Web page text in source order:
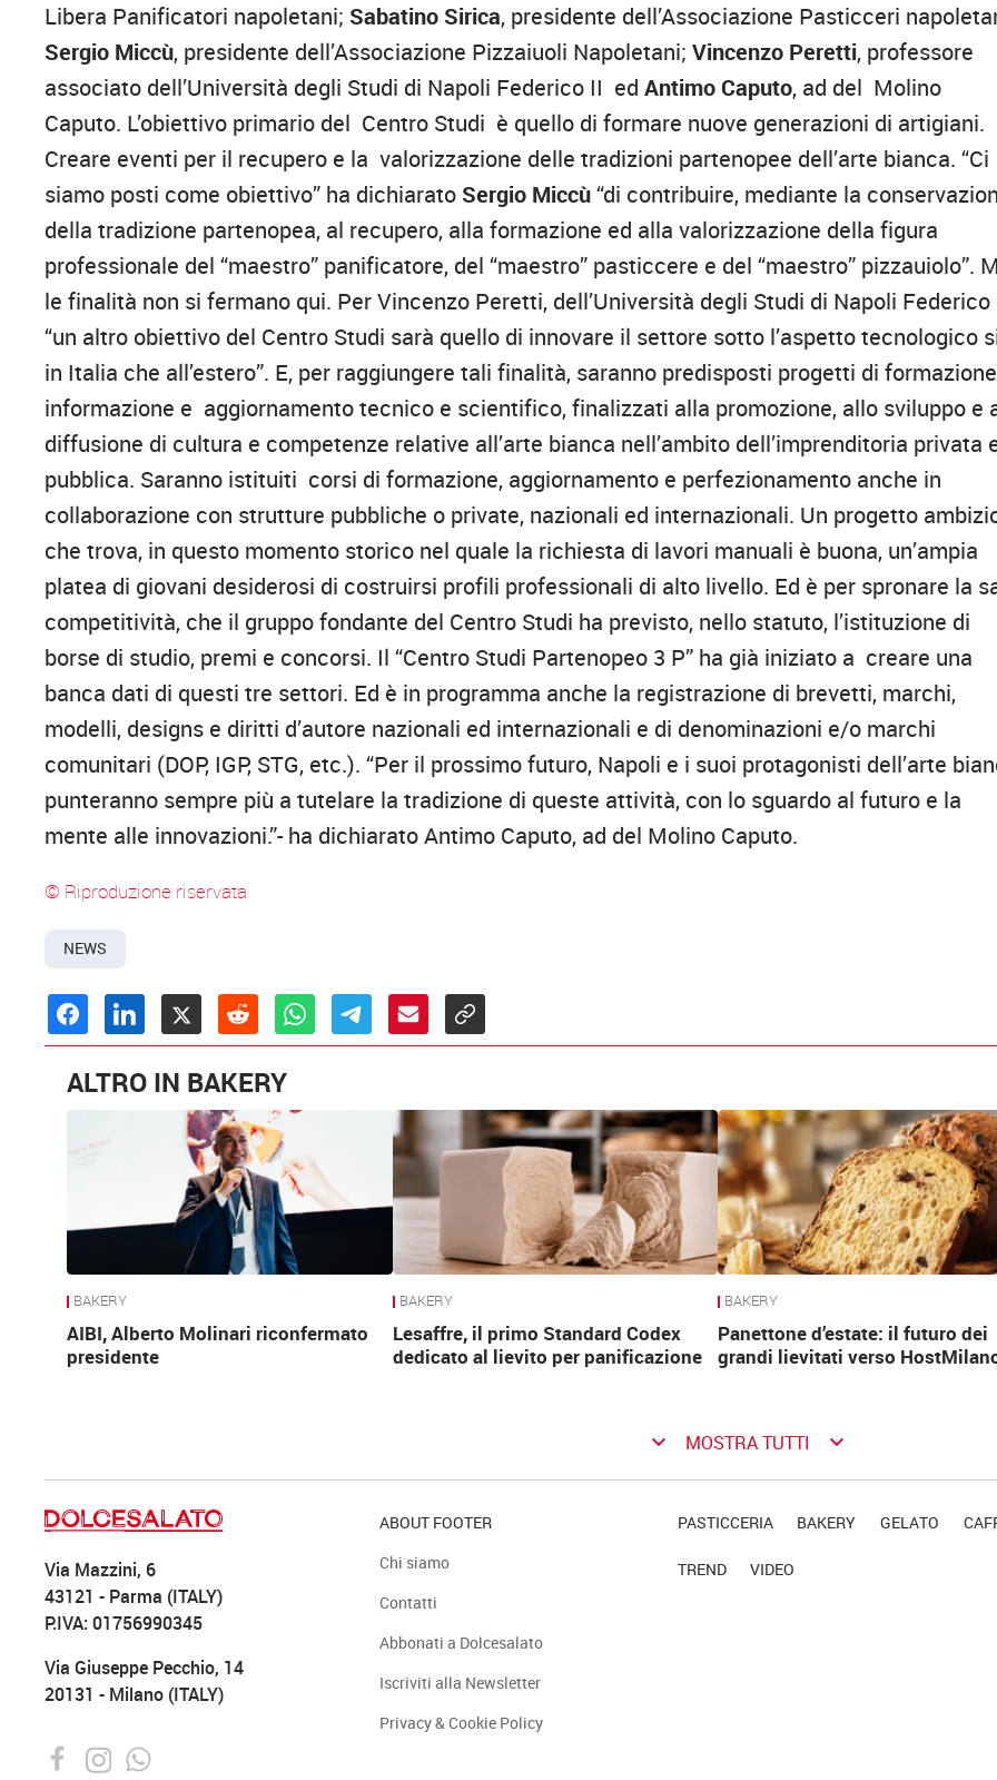
Libera Panificatori napoletani; Sabatino Sirica, presidente dell’Associazione Pasticceri
Sergio Miccù, presidente dell’Associazione Pizzaiuoli Napoletani;Vincenzo Peretti, professore
associato dell’Università degli Studi di Napoli Federico II edAntimo Caputo, ad del Molino
Caputo. L’obiettivo primario del Centro Studi è quello di formare nuove generazioni di artigiani.
Creare eventi per il recupero e la valorizzazione delle tradizioni partenopee dell’arte bianca. “Ci
siamo posti come obiettivo” ha dichiarato Sergio Miccù“di contribuire, mediante la
della tradizione partenopea, al recupero, alla formazione ed alla valorizzazione della figura
professionale del “maestro” panificatore, del “maestro” pasticcere e del “maestro” pizzauiolo”.
le finalità non si fermano qui. Per Vincenzo Peretti, dell’Università degli Studi di Napoli Federico
“un altro obiettivo del Centro Studi sarà quello di innovare il settore sotto l’aspetto tecnologico
in Italia che all’estero”. E, per raggiungere tali finalità, saranno predisposti progetti di
informazione e aggiornamento tecnico e scientifico, finalizzati alla promozione, allo sviluppo e
diffusione di cultura e competenze relative all’arte bianca nell’ambito dell’imprenditoria privata
pubblica. Saranno istituiti corsi di formazione, aggiornamento e perfezionamento anche in
collaborazione con strutture pubbliche o private, nazionali ed internazionali. Un progetto
che trova, in questo momento storico nel quale la richiesta di lavori manuali è buona, un’ampia
platea di giovani desiderosi di costruirsi profili professionali di alto livello. Ed è per spronare la
competitività, che il gruppo fondante del Centro Studi ha previsto, nello statuto, l’istituzione di
borse di studio, premi e concorsi. Il “Centro Studi Partenopeo 3 P” ha già iniziato a creare una
banca dati di questi tre settori. Ed è in programma anche la registrazione di brevetti, marchi,
modelli, designs e diritti d’autore nazionali ed internazionali e di denominazioni e/o marchi
comunitari (DOP, IGP, STG, etc.). “Per il prossimo futuro, Napoli e i suoi protagonisti dell’arte
punteranno sempre più a tutelare la tradizione di queste attività, con lo sguardo al futuro e la
mente alle innovazioni.”- ha dichiarato Antimo Caputo, ad del Molino Caputo.
© Riproduzione riservata
NEWS
ALTRO IN BAKERY
BAKERY
AIBI, Alberto Molinari riconfermato
presidente
BAKERY
Lesaffre, il primo Standard Codex
dedicato al lievito per panificazione
BAKERY
Panettone d’estate: il futuro dei
grandi lievitati verso
keyboard_arrow_down MOSTRA TUTTI keyboard_arrow_down
Via Mazzini, 6
43121 - Parma (ITALY)
P.IVA: 01756990345
Via Giuseppe Pecchio, 14
20131 - Milano (ITALY)
ABOUT FOOTER
Chi siamo
Contatti
Abbonati a Dolcesalato
Iscriviti alla Newsletter
Privacy & Cookie Policy
PASTICCERIA BAKERY GELATO
TREND VIDEO